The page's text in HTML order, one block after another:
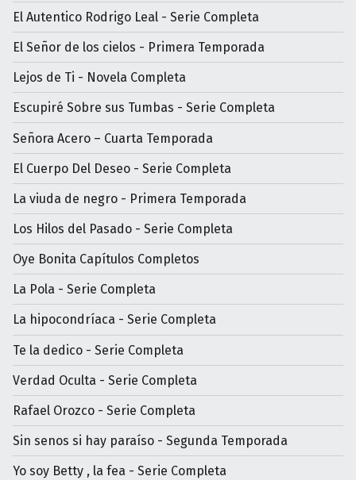
El Autentico Rodrigo Leal - Serie Completa
El Señor de los cielos - Primera Temporada
Lejos de Ti - Novela Completa
Escupiré Sobre sus Tumbas - Serie Completa
Señora Acero – Cuarta Temporada
El Cuerpo Del Deseo - Serie Completa
La viuda de negro - Primera Temporada
Los Hilos del Pasado - Serie Completa
Oye Bonita Capítulos Completos
La Pola - Serie Completa
La hipocondríaca - Serie Completa
Te la dedico - Serie Completa
Verdad Oculta - Serie Completa
Rafael Orozco - Serie Completa
Sin senos si hay paraíso - Segunda Temporada
Yo soy Betty , la fea - Serie Completa